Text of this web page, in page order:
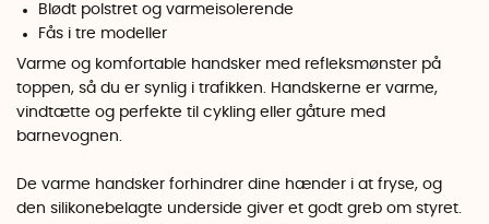
Blødt polstret og varmeisolerende
Fås i tre modeller
Varme og komfortable handsker med refleksmønster på
toppen, så du er synlig i trafikken. Handskerne er varme,
vindtætte og perfekte til cykling eller gåture med
barnevognen.
De varme handsker forhindrer dine hænder i at fryse, og
den silikonebelagte underside giver et godt greb om styret.